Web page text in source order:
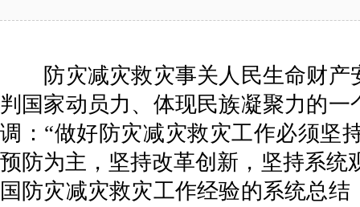
防灾减灾救灾事关人民生命财产
判国家动员力、体现民族凝聚力的
调：“做好防灾减灾救灾工作必须坚
预防为主，坚持改革创新，坚持系统
国防灾减灾救灾工作经验的系统总